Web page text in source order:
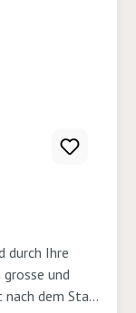
durch Ihre
und
nach dem Start